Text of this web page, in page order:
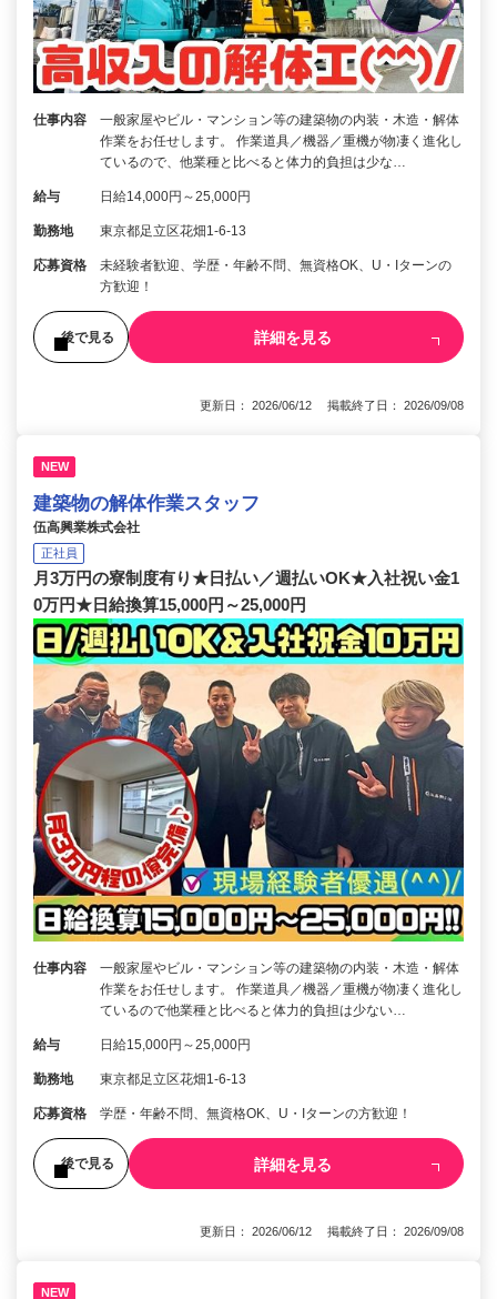
仕事内容
一般家屋やビル・マンション等の建築物の内装・木造・解体
作業をお任せします。 作業道具／機器／重機が物凄く進化し
ているので、他業種と比べると体力的負担は少な…
給与 日給14,000円～25,000円
勤務地 東京都足立区花畑1-6-13
応募資格
未経験者歓迎、学歴・年齢不問、無資格OK、U・Iターンの
方歓迎！
後で見る 詳細を見る
更新日： 2026/06/12 掲載終了日： 2026/09/08
NEW
建築物の解体作業スタッフ
伍高興業株式会社
正社員
月3万円の寮制度有り★日払い／週払いOK★入社祝い金1
0万円★日給換算15,000円～25,000円
仕事内容
一般家屋やビル・マンション等の建築物の内装・木造・解体
作業をお任せします。 作業道具／機器／重機が物凄く進化し
ているので他業種と比べると体力的負担は少ない…
給与 日給15,000円～25,000円
勤務地 東京都足立区花畑1-6-13
応募資格 学歴・年齢不問、無資格OK、U・Iターンの方歓迎！
後で見る 詳細を見る
更新日： 2026/06/12 掲載終了日： 2026/09/08
NEW